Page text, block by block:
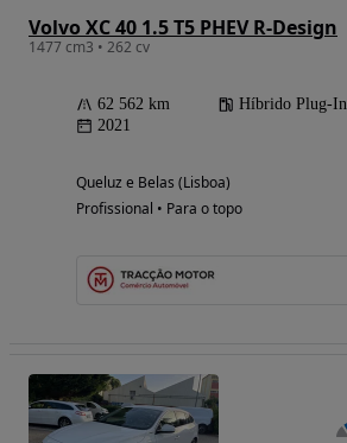
Volvo XC 40 1.5 T5 PHEV R-Design
1477 cm3 • 262 cv
62 562 km Híbrido Plug-In
2021
Queluz e Belas (Lisboa)
Profissional • Para o topo